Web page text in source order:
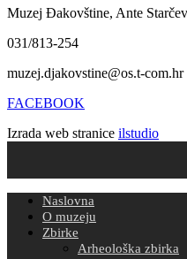
Muzej Đakovštine, Ante
031/813-254
muzej.djakovstine@os.t-com.hr
FACEBOOK
Izrada web stranice ilstudio
Naslovna
O muzeju
Zbirke
Arheološka zbirka